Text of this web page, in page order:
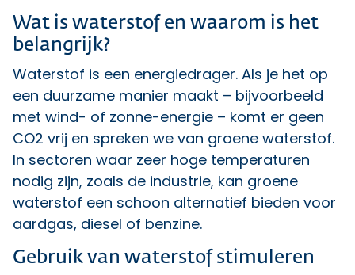
Wat is waterstof en waarom is het
belangrijk?
Waterstof is een energiedrager. Als je het op
een duurzame manier maakt – bijvoorbeeld
met wind- of zonne-energie – komt er geen
CO2 vrij en spreken we van groene waterstof.
In sectoren waar zeer hoge temperaturen
nodig zijn, zoals de industrie, kan groene
waterstof een schoon alternatief bieden voor
aardgas, diesel of benzine.
Gebruik van waterstof stimuleren